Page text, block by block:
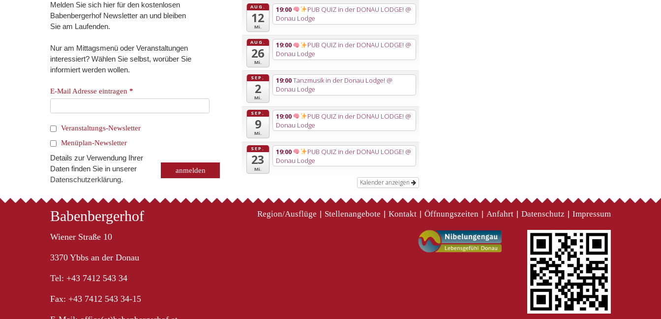
Melden Sie sich hier für den kostenlosen
Babenbergerhof Newsletter an und bleiben
Sie am Laufenden.
Nur am Mittagsmenü oder Veranstaltungen
interessiert? Wählen Sie selbst, worüber Sie
informiert werden wollen.
E-Mail Adresse eintragen *
Veranstaltungs-Newsletter
Menüplan-Newsletter
Details zur Verwendung Ihrer
Daten finden Sie in unserer
Datenschutzerklärung.
AUG.
12
Mi.
19:00 PUB QUIZ in der DONAU LODGE! @
Donau Lodge
AUG.
26
Mi.
19:00 PUB QUIZ in der DONAU LODGE! @
Donau Lodge
SEP.
2
Mi.
19:00Tanzmusik in der Donau Lodge! @
Donau Lodge
SEP.
9
Mi.
19:00 PUB QUIZ in der DONAU LODGE! @
Donau Lodge
SEP.
23
Mi.
19:00 PUB QUIZ in der DONAU LODGE! @
Donau Lodge
Kalender anzeigen
Babenbergerhof
Wiener Straße 10
3370 Ybbs an der Donau
Tel: +43 7412 543 34
Fax: +43 7412 543 34-15
Region/Ausflüge Stellenangebote Kontakt Öffnungszeiten Anfahrt Datenschutz Impressum